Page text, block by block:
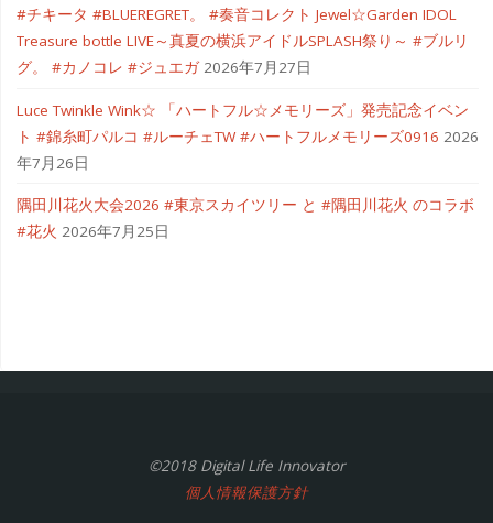
#チキータ #BLUEREGRET。 #奏音コレクト Jewel☆Garden IDOL
Treasure bottle LIVE～真夏の横浜アイドルSPLASH祭り～ #ブルリ
グ。 #カノコレ #ジュエガ 2026年7月27日
Luce Twinkle Wink☆ 「ハートフル☆メモリーズ」発売記念イベン
ト #錦糸町パルコ #ルーチェTW #ハートフルメモリーズ0916 2026
年7月26日
隅田川花火大会2026 #東京スカイツリー と #隅田川花火 のコラボ
#花火 2026年7月25日
©2018 Digital Life Innovator
個人情報保護方針